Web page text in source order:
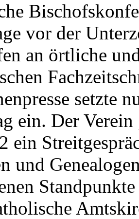
vor der
an örtliche
setzte
ein. Der
ein
und